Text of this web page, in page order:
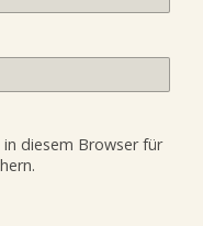
diesem Browser für